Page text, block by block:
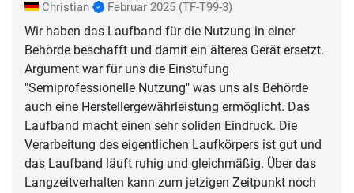
Christian Februar 2025 (TF-T99-3)
Wir haben das Laufband für die Nutzung in einer
Behörde beschafft und damit ein älteres Gerät ersetzt.
Argument war für uns die Einstufung
"Semiprofessionelle Nutzung" was uns als Behörde
auch eine Herstellergewährleistung ermöglicht. Das
Laufband macht einen sehr soliden Eindruck. Die
Verarbeitung des eigentlichen Laufkörpers ist gut und
das Laufband läuft ruhig und gleichmäßig. Über das
Langzeitverhalten kann zum jetzigen Zeitpunkt noch